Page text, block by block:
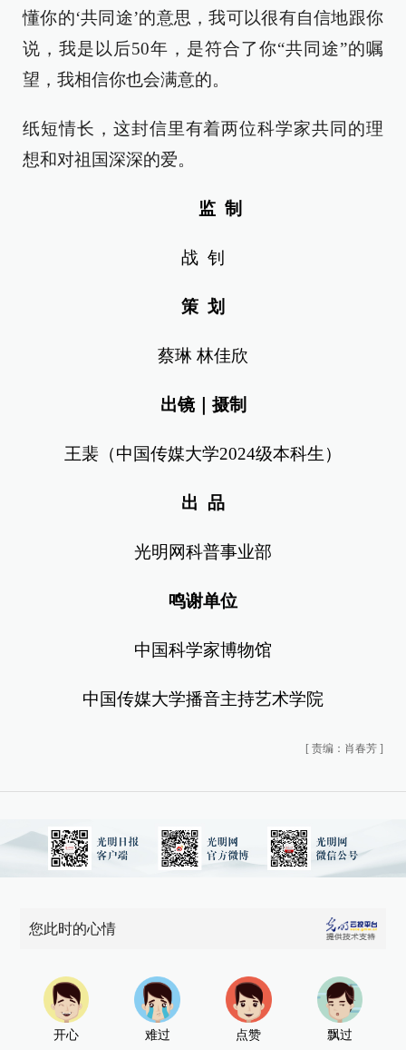
懂你的‘共同途’的意思，我可以很有自信地跟你
说，我是以后50年，是符合了你“共同途”的嘱
望，我相信你也会满意的。
纸短情长，这封信里有着两位科学家共同的理
想和对祖国深深的爱。
监 制
战 钊
策 划
蔡琳 林佳欣
出镜｜摄制
王裴（中国传媒大学2024级本科生）
出 品
光明网科普事业部
鸣谢单位
中国科学家博物馆
中国传媒大学播音主持艺术学院
[ 责编：肖春芳 ]
您此时的心情
开心 难过 点赞 飘过